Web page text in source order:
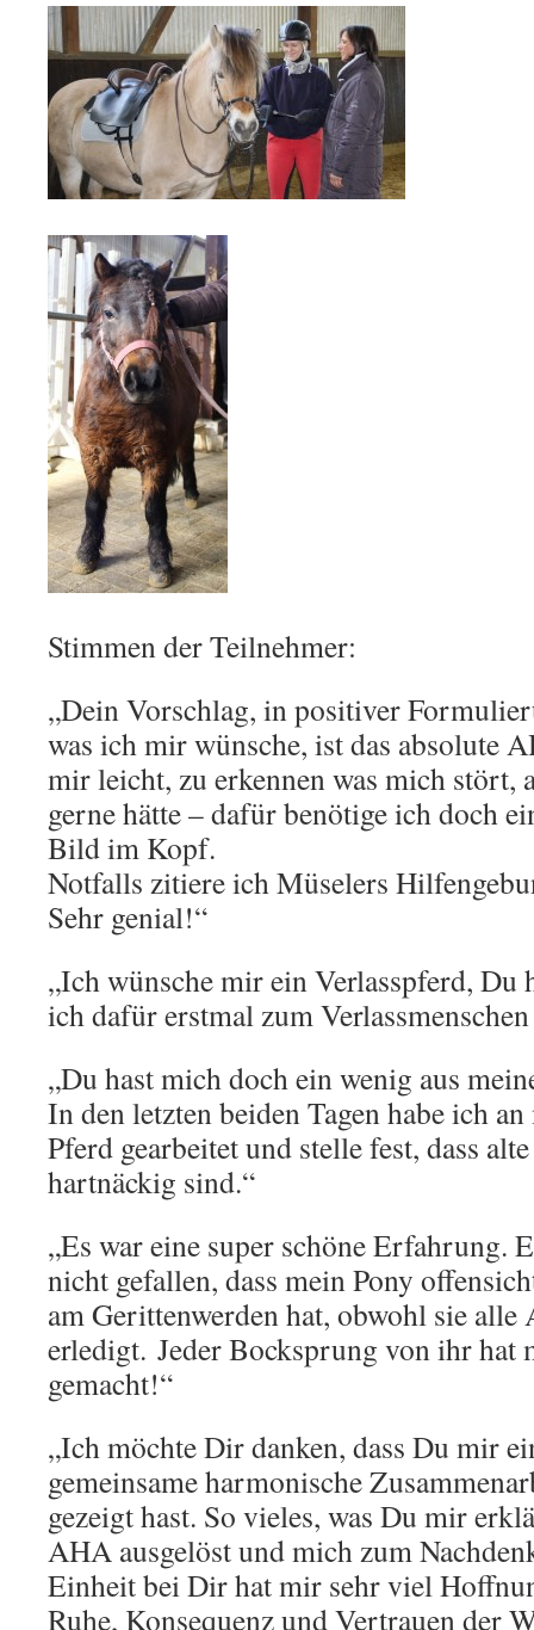
Stimmen der Teilnehmer:
„Dein Vorschlag, in positiver
was ich mir wünsche, ist das absolute
mir leicht, zu erkennen was mich stört,
gerne hätte – dafür benötige ich doch
Bild im Kopf.
Notfalls zitiere ich Müselers
Sehr genial!“
„Ich wünsche mir ein Verlasspferd, Du
ich dafür erstmal zum
„Du hast mich doch ein wenig aus
In den letzten beiden Tagen habe ich
Pferd gearbeitet und stelle fest, dass
hartnäckig sind.“
„Es war eine super schöne Erfahrung.
nicht gefallen, dass mein Pony
am Gerittenwerden hat, obwohl sie
erledigt. Jeder Bocksprung von ihr hat
gemacht!“
„Ich möchte Dir danken, dass Du mir
gemeinsame harmonische
gezeigt hast. So vieles, was Du mir
AHA ausgelöst und mich zum
Einheit bei Dir hat mir sehr viel
Ruhe, Konsequenz und Vertrauen der